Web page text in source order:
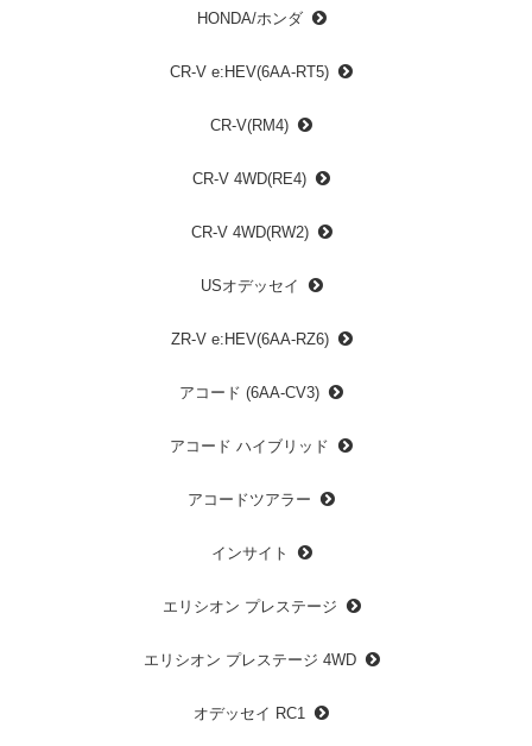
HONDA/ホンダ
CR-V e:HEV(6AA-RT5)
CR-V(RM4)
CR-V 4WD(RE4)
CR-V 4WD(RW2)
USオデッセイ
ZR-V e:HEV(6AA-RZ6)
アコード (6AA-CV3)
アコード ハイブリッド
アコードツアラー
インサイト
エリシオン プレステージ
エリシオン プレステージ 4WD
オデッセイ RC1